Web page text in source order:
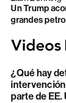
Un Trump
grandes
¿Qué hay
parte de EE.